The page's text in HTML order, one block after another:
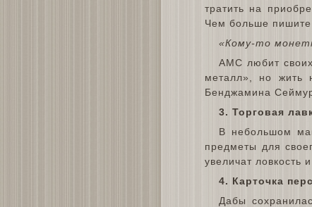
тратить на
Чем больше
«Кому-то
АМС любит своих
металл», но жить
Бенджамина
3. Торговая
В небольшом
предметы для
увеличат ловкость и
4. Карточка
Дабы